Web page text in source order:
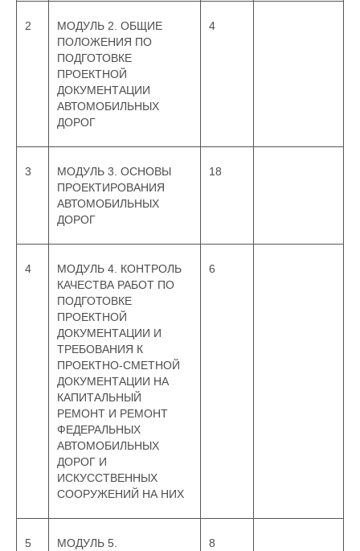
2
МОДУЛЬ 2. ОБЩИЕ
ПОЛОЖЕНИЯ ПО
ПОДГОТОВКЕ
ПРОЕКТНОЙ
ДОКУМЕНТАЦИИ
АВТОМОБИЛЬНЫХ
ДОРОГ
4
3
МОДУЛЬ 3. ОСНОВЫ
ПРОЕКТИРОВАНИЯ
АВТОМОБИЛЬНЫХ
ДОРОГ
18
4
МОДУЛЬ 4. КОНТРОЛЬ
КАЧЕСТВА РАБОТ ПО
ПОДГОТОВКЕ
ПРОЕКТНОЙ
ДОКУМЕНТАЦИИ И
ТРЕБОВАНИЯ К
ПРОЕКТНО-СМЕТНОЙ
ДОКУМЕНТАЦИИ НА
КАПИТАЛЬНЫЙ
РЕМОНТ И РЕМОНТ
ФЕДЕРАЛЬНЫХ
АВТОМОБИЛЬНЫХ
ДОРОГ И
ИСКУССТВЕННЫХ
СООРУЖЕНИЙ НА НИХ
6
5
МОДУЛЬ 5.
8